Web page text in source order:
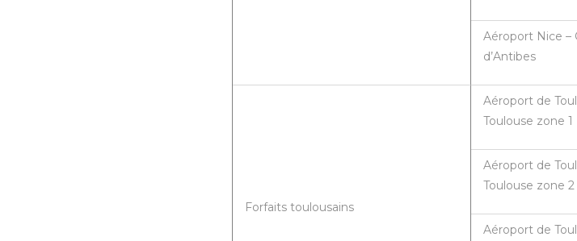
Aéroport Nice –
d’Antibes
Forfaits toulousains
Aéroport de
Toulouse zone 1
Aéroport de
Toulouse zone 2
Aéroport de